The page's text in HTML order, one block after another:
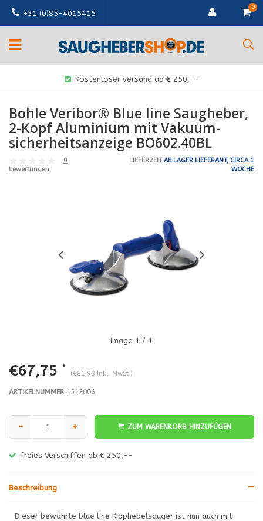
+31 (0)85-4015415
0
Kostenloser versand ab € 250,--
Bohle Veribor® Blue line Saugheber,
2-Kopf Aluminium mit Vakuum-
sicherheitsanzeige BO602.40BL
0
bewertungen
LIEFERZEITAB LAGER LIEFERANT, CIRCA 1
WOCHE
Image 1 / 1
€67,75 *
(€81,98 Inkl. MwSt.)
ARTIKELNUMMER 1512006
- + ZUM WARENKORB HINZUFÜGEN
freies Verschiffen ab € 250,--
Beschreibung
Dieser bewährte blue line Kipphebelsauger ist nun auch mit